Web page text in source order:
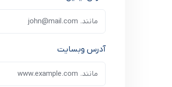
آدرس وبسایت